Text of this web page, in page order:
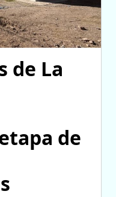
de La
de